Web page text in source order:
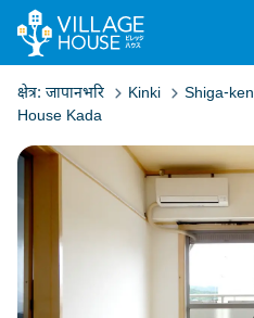
क्षेत्र: जापानभरि Kinki Shiga-ken
House Kada